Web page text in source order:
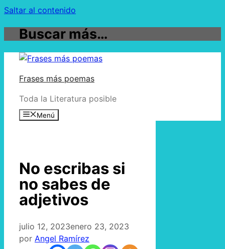
Saltar al contenido
Buscar más…
Frases más poemas
Toda la Literatura posible
Menú
No escribas si
no sabes de
adjetivos
julio 12, 2023enero 23, 2023
por Angel Ramírez